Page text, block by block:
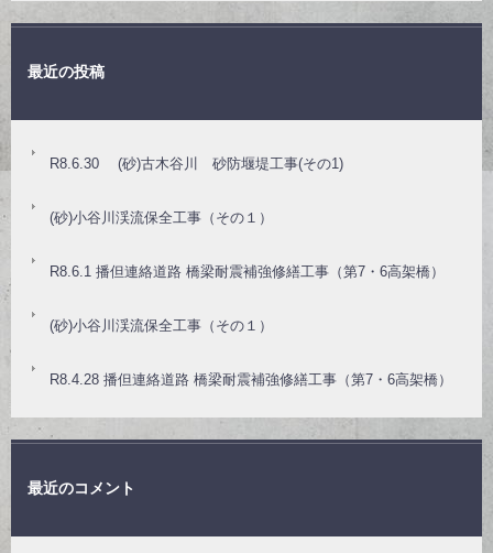
最近の投稿
R8.6.30 (砂)古木谷川 砂防堰堤工事(その1)
(砂)小谷川渓流保全工事（その１）
R8.6.1 播但連絡道路 橋梁耐震補強修繕工事（第7・6高架橋）
(砂)小谷川渓流保全工事（その１）
R8.4.28 播但連絡道路 橋梁耐震補強修繕工事（第7・6高架橋）
最近のコメント